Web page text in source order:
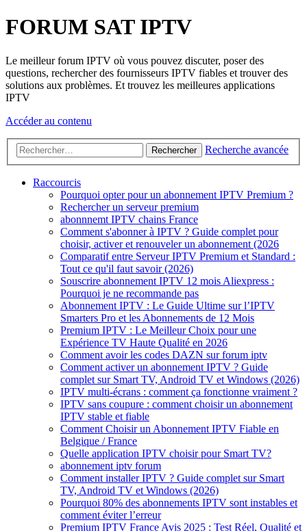
FORUM SAT IPTV
Le meilleur forum IPTV où vous pouvez discuter, poser des
questions, rechercher des fournisseurs IPTV fiables et trouver des
solutions aux problèmes. Et trouvez les meilleures applications
IPTV
Accéder au contenu
Rechercher Recherche avancée
Raccourcis
Pourquoi opter pour un abonnement IPTV Premium ?
Rechercher un serveur premium
abonnnemt IPTV chains France
Comment s'abonner à IPTV ? Guide complet pour
choisir, activer et renouveler un abonnement (2026
Comparatif entre Serveur IPTV Premium et Standard :
Tout ce qu'il faut savoir (2026)
Souscrire abonnement IPTV 12 mois Aliexpress :
Pourquoi je ne recommande pas
Abonnement IPTV : Le Guide Ultime sur l’IPTV
Smarters Pro et les Abonnements de 12 Mois
Premium IPTV : Le Meilleur Choix pour une
Expérience TV Haute Qualité en 2026
Comment avoir les codes DAZN sur forum iptv
Comment activer un abonnement IPTV ? Guide
complet sur Smart TV, Android TV et Windows (2026)
IPTV multi-écrans : comment ça fonctionne vraiment ?
IPTV sans coupure : comment choisir un abonnement
IPTV stable et fiable
Comment Choisir un Abonnement IPTV Fiable en
Belgique / France
Quelle application IPTV choisir pour Smart TV?
abonnement iptv forum
Comment installer IPTV ? Guide complet sur Smart
TV, Android TV et Windows (2026)
Pourquoi 80% des abonnements IPTV sont instables et
comment éviter l’erreur
Premium IPTV France Avis 2025 : Test Réel, Qualité et